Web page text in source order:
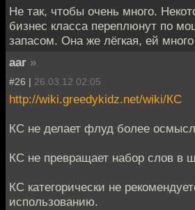
Не так, чтобы очень много.
бизнес класса переплюнут по
запасом. Она же лёгкая, ей
aar »
#26 | 26.03.12 02:05
http://wiki.greedykidz.net/wiki/КС
КС не делает флуд более
КС не превращает набор слов в
КС категорически не
использованию.